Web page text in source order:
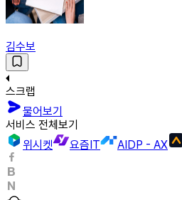
김수보
스크랩
물어보기
서비스 전체보기
위시켓
요즘IT AIDP - AX